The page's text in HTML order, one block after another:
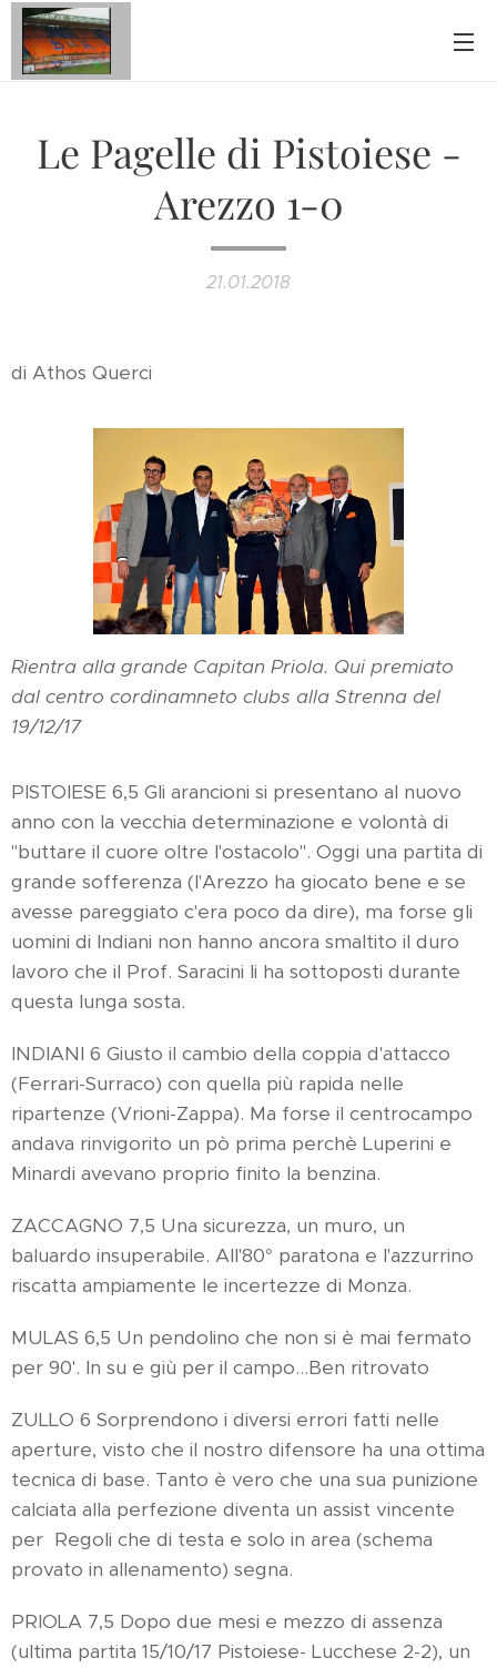
Le Pagelle di Pistoiese -
Arezzo 1-0
21.01.2018
di Athos Querci
Rientra alla grande Capitan Priola. Qui premiato
dal centro cordinamneto clubs alla Strenna del
19/12/17
PISTOIESE 6,5 Gli arancioni si presentano al nuovo
anno con la vecchia determinazione e volontà di
"buttare il cuore oltre l'ostacolo". Oggi una partita di
grande sofferenza (l'Arezzo ha giocato bene e se
avesse pareggiato c'era poco da dire), ma forse gli
uomini di Indiani non hanno ancora smaltito il duro
lavoro che il Prof. Saracini li ha sottoposti durante
questa lunga sosta.
INDIANI 6 Giusto il cambio della coppia d'attacco
(Ferrari-Surraco) con quella più rapida nelle
ripartenze (Vrioni-Zappa). Ma forse il centrocampo
andava rinvigorito un pò prima perchè Luperini e
Minardi avevano proprio finito la benzina.
ZACCAGNO 7,5 Una sicurezza, un muro, un
baluardo insuperabile. All'80° paratona e l'azzurrino
riscatta ampiamente le incertezze di Monza.
MULAS 6,5 Un pendolino che non si è mai fermato
per 90'. In su e giù per il campo...Ben ritrovato
ZULLO 6 Sorprendono i diversi errori fatti nelle
aperture, visto che il nostro difensore ha una ottima
tecnica di base. Tanto è vero che una sua punizione
calciata alla perfezione diventa un assist vincente
per Regoli che di testa e solo in area (schema
provato in allenamento) segna.
PRIOLA 7,5 Dopo due mesi e mezzo di assenza
(ultima partita 15/10/17 Pistoiese- Lucchese 2-2), un